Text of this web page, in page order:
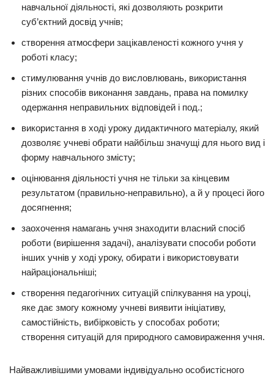
навчальної діяльності, які дозволяють розкрити
суб’єктний досвід учнів;
створення атмосфери зацікавленості кожного учня у
роботі класу;
стимулювання учнів до висловлювань, використання
різних способів виконання завдань, права на помилку
одержання неправильних відповідей і под.;
використання в ході уроку дидактичного матеріалу, який
дозволяє учневі обрати найбільш значущі для нього вид і
форму навчального змісту;
оцінювання діяльності учня не тільки за кінцевим
результатом (правильно-неправильно), а й у процесі його
досягнення;
заохочення намагань учня знаходити власний спосіб
роботи (вирішення задачі), аналізувати способи роботи
інших учнів у ході уроку, обирати і використовувати
найраціональніші;
створення педагогічних ситуацій спілкування на уроці,
яке дає змогу кожному учневі виявити ініціативу,
самостійність, вибірковість у способах роботи;
створення ситуацій для природного самовираження учня.
Найважливішими умовами індивідуально особистісного